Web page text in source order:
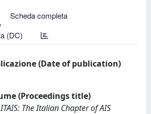
Scheda completa
(DC)
(Date of publication)
(Proceedings title)
The Italian Chapter of AIS